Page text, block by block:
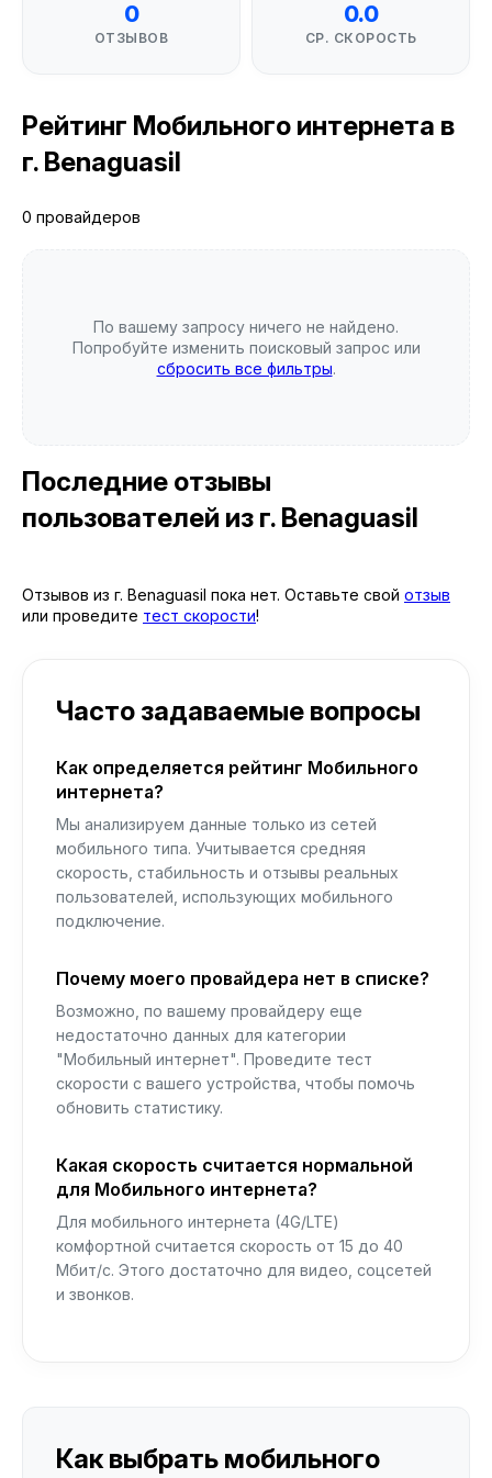
0
ОТЗЫВОВ
0.0
СР. СКОРОСТЬ
Рейтинг Мобильного интернета в
г. Benaguasil
0 провайдеров
По вашему запросу ничего не найдено.
Попробуйте изменить поисковый запрос или
сбросить все фильтры.
Последние отзывы
пользователей из г. Benaguasil
Отзывов из г. Benaguasil пока нет. Оставьте свой отзыв
или проведите тест скорости!
Часто задаваемые вопросы
Как определяется рейтинг Мобильного
интернета?
Мы анализируем данные только из сетей
мобильного типа. Учитывается средняя
скорость, стабильность и отзывы реальных
пользователей, использующих мобильного
подключение.
Почему моего провайдера нет в списке?
Возможно, по вашему провайдеру еще
недостаточно данных для категории
"Мобильный интернет". Проведите тест
скорости с вашего устройства, чтобы помочь
обновить статистику.
Какая скорость считается нормальной
для Мобильного интернета?
Для мобильного интернета (4G/LTE)
комфортной считается скорость от 15 до 40
Мбит/с. Этого достаточно для видео, соцсетей
и звонков.
Как выбрать мобильного